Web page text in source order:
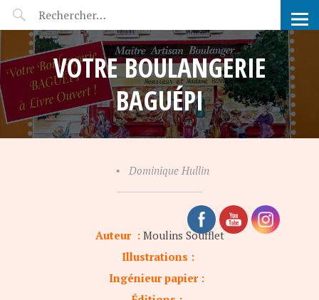
POP-UP FÉERIE
VOTRE BOULANGERIE
BAGUÉPI
• Dominique Hullin
Auteur :Moulins Soufflet
Illustrations :
Ingénieur papier :